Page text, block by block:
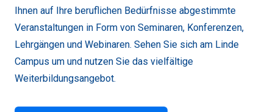
Ihnen auf Ihre beruflichen Bedürfnisse abgestimmte
Veranstaltungen in Form von Seminaren, Konferenzen,
Lehrgängen und Webinaren. Sehen Sie sich am Linde
Campus um und nutzen Sie das vielfältige
Weiterbildungsangebot.